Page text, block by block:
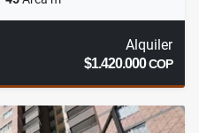
Alquiler
$1.420.000COP